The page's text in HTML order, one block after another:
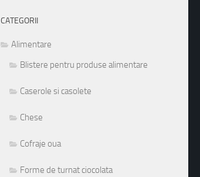
CATEGORII
Alimentare
Blistere pentru produse alimentare
Caserole si casolete
Chese
Cofraje oua
Forme de turnat ciocolata